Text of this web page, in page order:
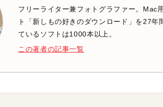
フリーライター兼フォトグラファー。Mac
ト「新しもの好きのダウンロード」を27年
ているソフトは1000本以上。
この著者の記事一覧